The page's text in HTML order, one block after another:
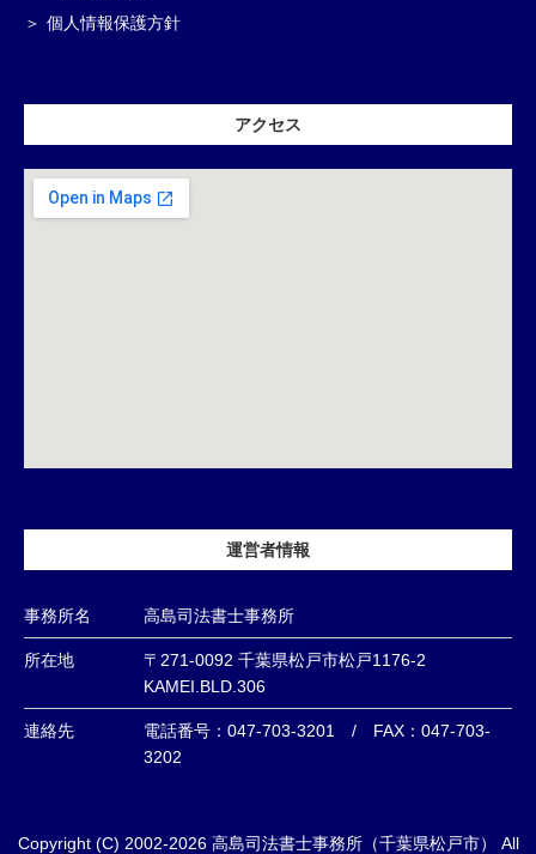
個人情報保護方針
アクセス
運営者情報
事務所名 高島司法書士事務所
所在地
〒271-0092 千葉県松戸市松戸1176-2
KAMEI.BLD.306
連絡先
電話番号：047-703-3201 / FAX：047-703-
3202
Copyright (C) 2002-2026 高島司法書士事務所（千葉県松戸市） All